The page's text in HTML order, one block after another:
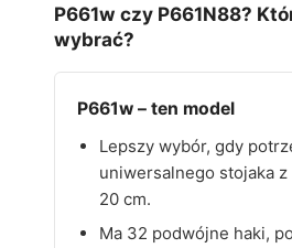
P661w czy P661N88?
wybrać?
P661w – ten model
Lepszy wybór, gdy
uniwersalnego stojaka z
20 cm.
Ma 32 podwójne haki,